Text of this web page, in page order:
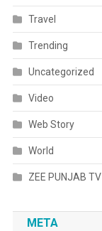
Travel
Trending
Uncategorized
Video
Web Story
World
ZEE PUNJAB TV
META